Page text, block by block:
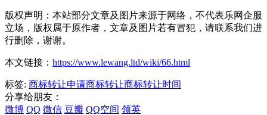
版权声明：本站部分文章及图片来源于网络，不代表乐网企服
立场，版权属于原作者，文章及图片若有冒犯，请联系我们进
行删除，谢谢。
本文链接： https://www.lewang.ltd/wiki/66.html
标签: 商标转让申请商标转让商标转让时间
分享给朋友：
微博 QQ 微信 豆瓣 QQ空间 领英